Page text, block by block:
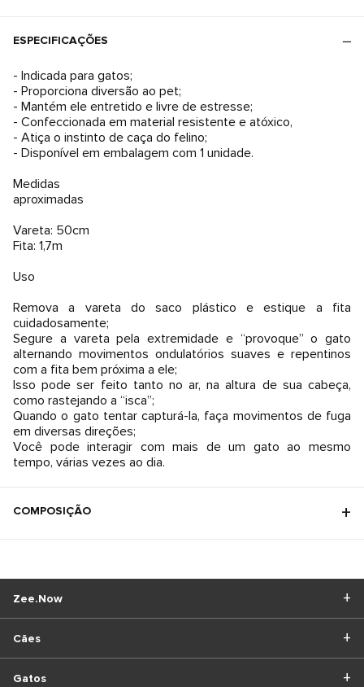
ESPECIFICAÇÕES
- Indicada para gatos;
- Proporciona diversão ao pet;
- Mantém ele entretido e livre de estresse;
- Confeccionada em material resistente e atóxico,
- Atiça o instinto de caça do felino;
- Disponível em embalagem com 1 unidade.
Medidas
aproximadas
Vareta: 50cm
Fita: 1,7m
Uso
Remova a vareta do saco plástico e estique a fita
cuidadosamente;
Segure a vareta pela extremidade e “provoque” o gato
alternando movimentos ondulatórios suaves e repentinos
com a fita bem próxima a ele;
Isso pode ser feito tanto no ar, na altura de sua cabeça,
como rastejando a “isca”;
Quando o gato tentar capturá-la, faça movimentos de fuga
em diversas direções;
Você pode interagir com mais de um gato ao mesmo
tempo, várias vezes ao dia.
COMPOSIÇÃO
Cães
Gatos
Zee.Now